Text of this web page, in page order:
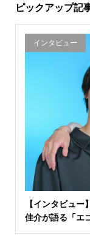
ピックアップ記
インタビュー
【インタビュ
佳介が語る「エ